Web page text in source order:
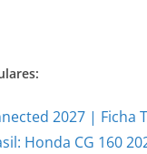
2027 | Ficha
Honda CG 160